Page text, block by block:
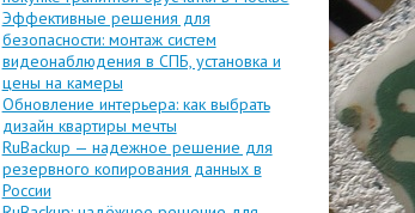
Эффективные решения для
безопасности: монтаж систем
видеонаблюдения в СПБ, установка и
цены на камеры
Обновление интерьера: как выбрать
дизайн квартиры мечты
RuBackup — надежное решение для
резервного копирования данных в
России